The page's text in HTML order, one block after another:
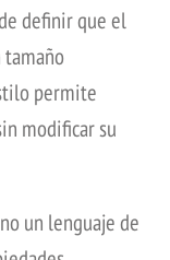
definir que el
permite
modificar su
un lenguaje de